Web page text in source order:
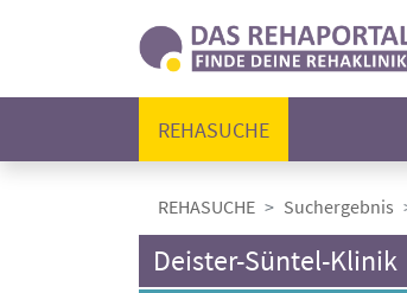
REHASUCHE
REHASUCHE Suchergebnis
Deister-Süntel-Klinik